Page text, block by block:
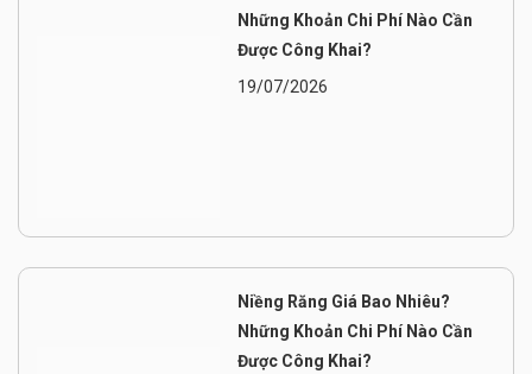
Những Khoản Chi Phí Nào Cần
Được Công Khai?
19/07/2026
Niềng Răng Giá Bao Nhiêu?
Những Khoản Chi Phí Nào Cần
Được Công Khai?